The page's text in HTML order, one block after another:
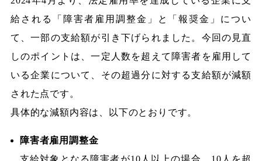
給される「障害者雇用調整金」と「報奨金」につい
て、一部の支給額が引き下げられました。今回の見直
しのポイントは、一定人数を超えて障害者を雇用して
いる企業について、その超過分に対する支給額が減額
された点です。
具体的な減額内容は、以下のとおりです。
障害者雇用調整金
支給対象となる障害者が10人以上の場合、10人を超